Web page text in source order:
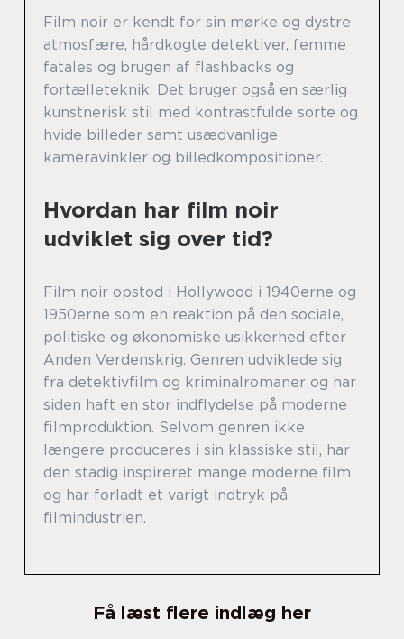
Film noir er kendt for sin mørke og dystre
atmosfære, hårdkogte detektiver, femme
fatales og brugen af flashbacks og
fortælleteknik. Det bruger også en særlig
kunstnerisk stil med kontrastfulde sorte og
hvide billeder samt usædvanlige
kameravinkler og billedkompositioner.
Hvordan har film noir
udviklet sig over tid?
Film noir opstod i Hollywood i 1940erne og
1950erne som en reaktion på den sociale,
politiske og økonomiske usikkerhed efter
Anden Verdenskrig. Genren udviklede sig
fra detektivfilm og kriminalromaner og har
siden haft en stor indflydelse på moderne
filmproduktion. Selvom genren ikke
længere produceres i sin klassiske stil, har
den stadig inspireret mange moderne film
og har forladt et varigt indtryk på
filmindustrien.
Få læst flere indlæg her